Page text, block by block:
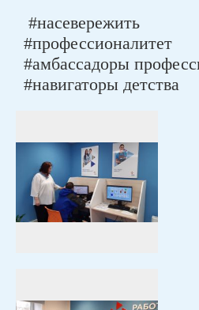
#насевережить
#профессионалитет
#амбассадоры
#навигаторы детства